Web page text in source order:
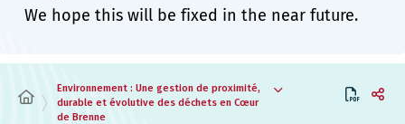
We hope this will be fixed in the near future.
Environnement : Une gestion de proximité,
durable et évolutive des déchets en Cœur
de Brenne